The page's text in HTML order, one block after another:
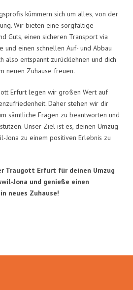
kümmern sich um alles, von der
Wir bieten eine sorgfältige
Guts, einen sicheren Transport via
und einen schnellen Auf- und Abbau
also entspannt zurücklehnen und dich
neuen Zuhause freuen.
Erfurt legen wir großen Wert auf
Daher stehen wir dir
sämtliche Fragen zu beantworten und
Unser Ziel ist es, deinen Umzug
Jona zu einem positiven Erlebnis zu
Traugott Erfurt für deinen Umzug
Jona und genieße einen
neues Zuhause!